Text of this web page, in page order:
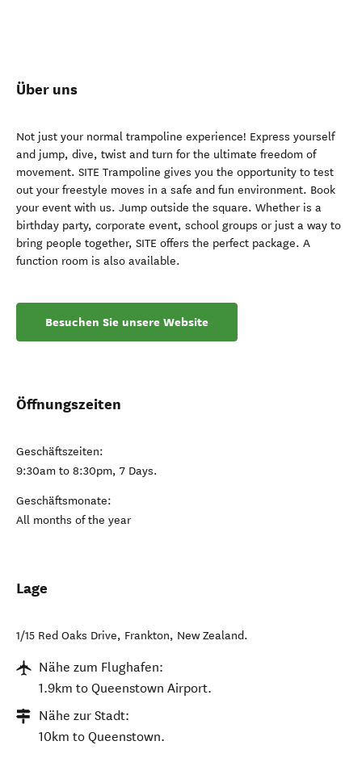
Über uns
Not just your normal trampoline experience! Express yourself
and jump, dive, twist and turn for the ultimate freedom of
movement. SITE Trampoline gives you the opportunity to test
out your freestyle moves in a safe and fun environment. Book
your event with us. Jump outside the square. Whether is a
birthday party, corporate event, school groups or just a way to
bring people together, SITE offers the perfect package. A
function room is also available.
Besuchen Sie unsere Website
Öffnungszeiten
Geschäftszeiten:
9:30am to 8:30pm, 7 Days.
Geschäftsmonate:
All months of the year
Lage
1/15 Red Oaks Drive, Frankton, New Zealand.
Nähe zum Flughafen:
1.9km to Queenstown Airport.
Nähe zur Stadt:
10km to Queenstown.